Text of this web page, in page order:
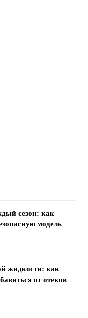
сезон: как
модель
жидкости: как
от отеков